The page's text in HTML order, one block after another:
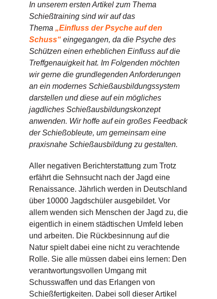
In unserem ersten Artikel zum Thema
Schießtraining sind wir auf das
Thema „Einfluss der Psyche auf den
Schuss“ eingegangen, da die Psyche des
Schützen einen erheblichen Einfluss auf die
Treffgenauigkeit hat. Im Folgenden möchten
wir gerne die grundlegenden Anforderungen
an ein modernes Schießausbildungssystem
darstellen und diese auf ein mögliches
jagdliches Schießausbildungskonzept
anwenden. Wir hoffe auf ein großes Feedback
der Schießobleute, um gemeinsam eine
praxisnahe Schießausbildung zu gestalten.
Aller negativen Berichterstattung zum Trotz
erfährt die Sehnsucht nach der Jagd eine
Renaissance. Jährlich werden in Deutschland
über 10000 Jagdschüler ausgebildet. Vor
allem wenden sich Menschen der Jagd zu, die
eigentlich in einem städtischen Umfeld leben
und arbeiten. Die Rückbesinnung auf die
Natur spielt dabei eine nicht zu verachtende
Rolle. Sie alle müssen dabei eins lernen: Den
verantwortungsvollen Umgang mit
Schusswaffen und das Erlangen von
Schießfertigkeiten. Dabei soll dieser Artikel